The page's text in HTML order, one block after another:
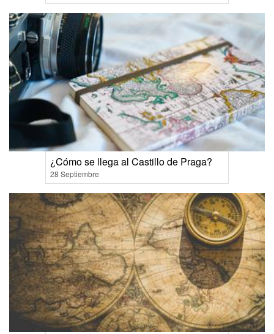
¿Cómo se llega al Castillo de Praga?
28 Septiembre